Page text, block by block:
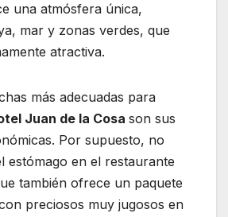
una atmósfera única,
mar y zonas verdes, que
atractiva.
más adecuadas para
Juan de la Cosa son sus
Por supuesto, no
estómago en el restaurante
también ofrece un paquete
preciosos muy jugosos en